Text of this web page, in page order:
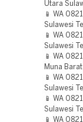
Utara
📱 WA
Sulawesi
📱 WA
Sulawesi
📱 WA
Muna
📱 WA
Sulawesi
📱 WA
Sulawesi
📱 WA